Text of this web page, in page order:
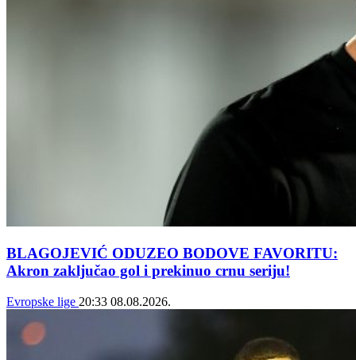
BLAGOJEVIĆ ODUZEO BODOVE FAVORITU:
Akron zaključao gol i prekinuo crnu seriju!
Evropske lige 20:33 08.08.2026.